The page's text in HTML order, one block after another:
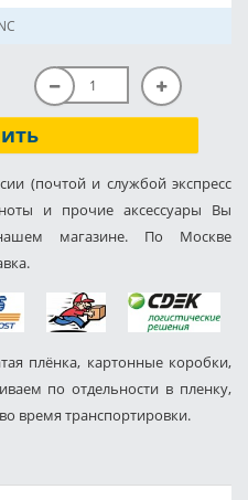
(почтой и службой экспресс
и прочие аксессуары Вы
магазине. По Москве
плёнка, картонные коробки,
по отдельности в пленку,
время транспортировки.